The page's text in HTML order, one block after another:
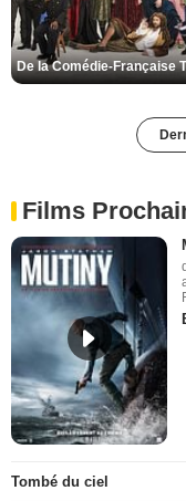
Films
Tombé du ciel